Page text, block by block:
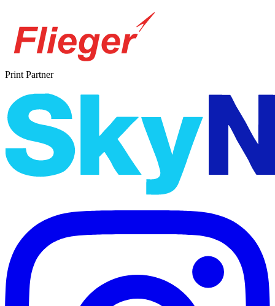
Print Partner